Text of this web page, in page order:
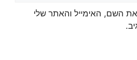
השם, האימייל והאתר שלי